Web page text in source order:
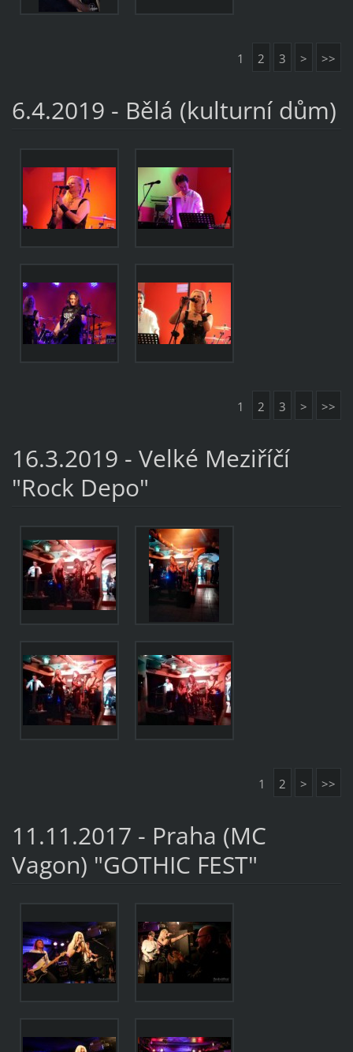
1 2 3 > >>
6.4.2019 - Bělá (kulturní dům)
1 2 3 > >>
16.3.2019 - Velké Meziříčí
"Rock Depo"
1 2 > >>
11.11.2017 - Praha (MC
Vagon) "GOTHIC FEST"